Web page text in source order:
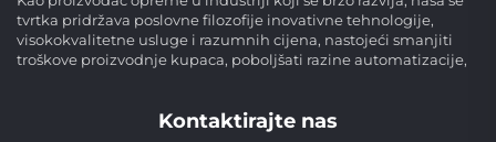
tvrtka pridržava poslovne filozofije inovativne tehnologije,
visokokvalitetne usluge i razumnih cijena, nastojeći smanjiti
troškove proizvodnje kupaca, poboljšati razine automatizacije,
Kontaktirajte nas